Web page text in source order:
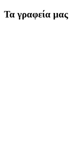
Τα γραφεία μας